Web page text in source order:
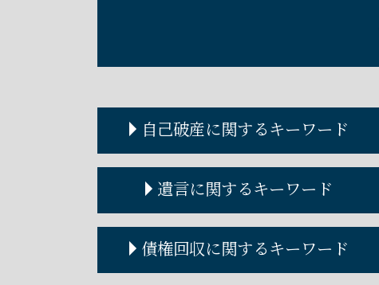
自己破産に関するキーワード
自己破産 費用
自己破産 何年で消える
自己破産 流れ
自己破産とは デメリット
遺言に関するキーワード
遺言書 公正証書
遺言書 効力
債権回収に関するキーワード